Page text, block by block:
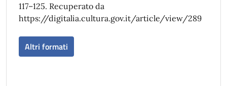
117–125. Recuperato da
https://digitalia.cultura.gov.it/article/view/289
Altri formati